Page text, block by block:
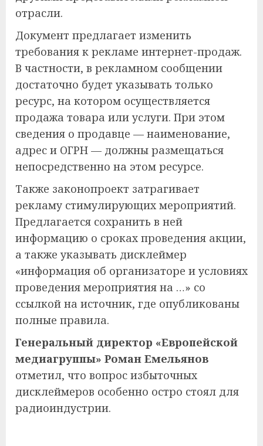
отрасли.
Документ предлагает изменить
требования к рекламе интернет-продаж.
В частности, в рекламном сообщении
достаточно будет указывать только
ресурс, на котором осуществляется
продажа товара или услуги. При этом
сведения о продавце — наименование,
адрес и ОГРН — должны размещаться
непосредственно на этом ресурсе.
Также законопроект затрагивает
рекламу стимулирующих мероприятий.
Предлагается сохранить в ней
информацию о сроках проведения акции,
а также указывать дисклеймер
«информация об организаторе и условиях
проведения мероприятия на …» со
ссылкой на источник, где опубликованы
полные правила.
Генеральный директор «Европейской
медиагруппы» Роман Емельянов
отметил, что вопрос избыточных
дисклеймеров особенно остро стоял для
радиоиндустрии.